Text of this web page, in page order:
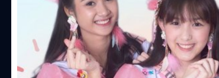
กำกับ MV อัตตา เหมวดี (Atta Hemwadee) ที่เคยฝากฝีมือไว้
ใน MV ฮาๆ “รถคันเก่า” ของ อะตอม ชนกันต์ scrubb - ยังอยู่
(Wind) https://www.youtube.com/watch?
v=JbPFGLKA5xk…
ในช่วงปลายเดือนเมษาหน้าร้อนนี้ มีเพลงใหม่กระหน่ำปล่อย
ออกมามากมายเลยนะครับ ซึ่งผมก็ได้รวบรวมมาให้เพื่อนๆ
แล้ว เพื่อเพลงไหนหลุดรอดสายตาไป จะได้ไม่พลาดกันครับ
งั้นเราไปเริ่มที่เพลงแรกกันก่อนเลยดีกว่าครับ RIVER -
BNK48 https://www.youtube.com/watch?
ธีรพงศ์ เสรีสำราญ| 3019 days ago